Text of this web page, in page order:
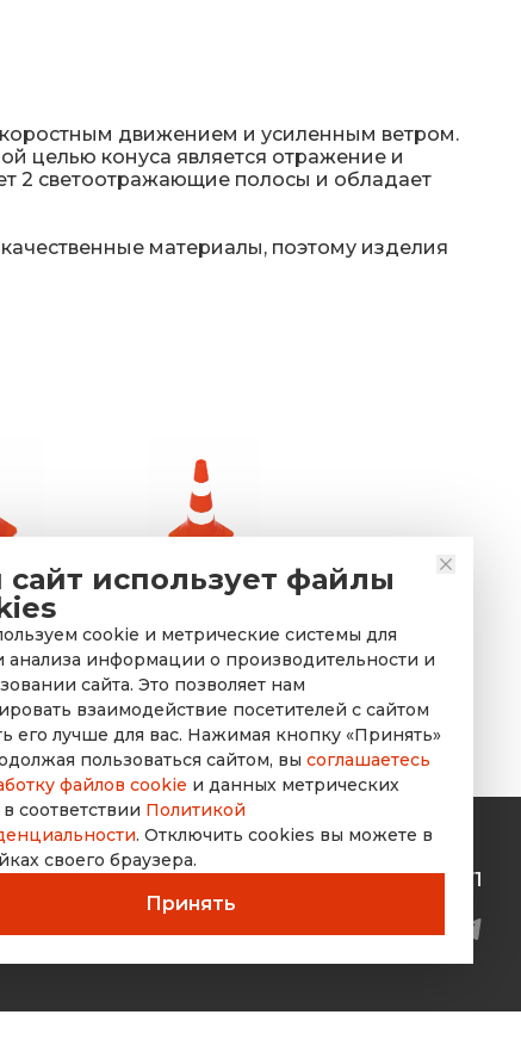
использует файлы
cookie и метрические системы для
анализа информации о производительности и
сайта. Это позволяет нам
взаимодействие посетителей с сайтом
его лучше для вас. Нажимая кнопку «Принять»
пользоваться сайтом, вы соглашаетесь
файлов cookie и данных метрических
соответствии Политикой
. Отключить cookies вы можете в
своего браузера.
Принять
движением и усиленным ветром.
целью конуса является отражение и
2 светоотражающие полосы и обладает
материалы, поэтому изделия
2.2
сигнальный 2.3
rusdorznak@mail.ru +7 (8452) 53-70-71